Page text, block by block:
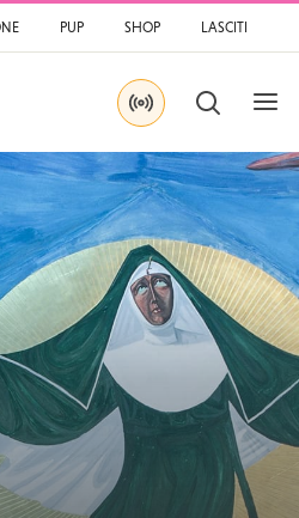
Santa
PUP SHOP LASCITI
APRI
CERCA
IN DIRETTA SU